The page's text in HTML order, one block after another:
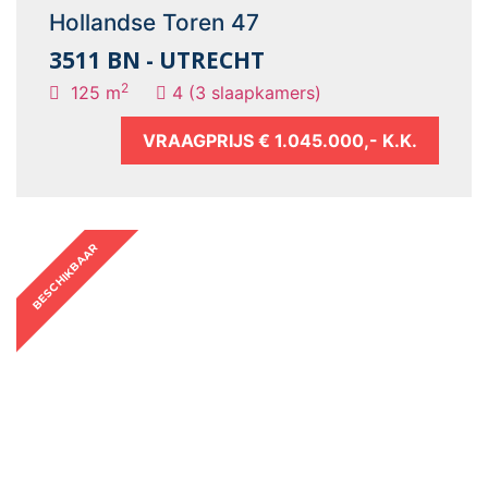
Hollandse Toren 47
3511 BN - UTRECHT
125 m2 4 (3 slaapkamers)
VRAAGPRIJS € 1.045.000,- K.K.
BESCHIKBAAR